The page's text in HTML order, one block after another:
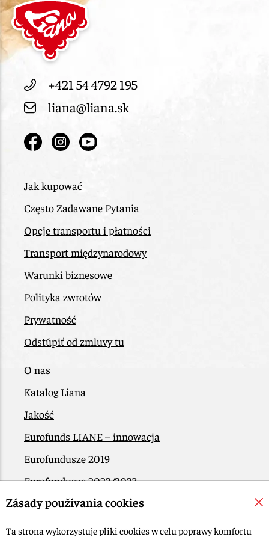
+421 54 4792 195
liana@liana.sk
Jak kupować
Często Zadawane Pytania
Opcje transportu i płatności
Transport międzynarodowy
Warunki biznesowe
Polityka zwrotów
Prywatność
Odstúpiť od zmluvy tu
O nas
Katalog Liana
Jakość
Eurofunds LIANE – innowacja
Eurofundusze 2019
Eurofundusze 2022/2023
EÚ Plán obnovy
Kontakt
Zásady používania cookies
Ta strona wykorzystuje pliki cookies w celu poprawy komfortu